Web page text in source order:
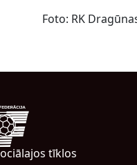
Foto: RK
tīklos